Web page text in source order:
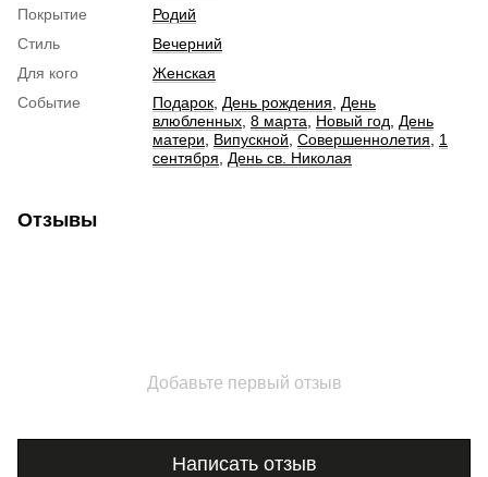
Покрытие
Родий
Стиль
Вечерний
Для кого
Женская
Событие
Подарок День рождения
День
влюбленных 8 марта Новый год
День
матери
Випускной Совершеннолетия
1
сентября
День св. Николая
Отзывы
Добавьте первый отзыв
Написать отзыв